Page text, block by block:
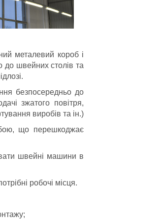
металевий короб і
до швейних столів та
безпосередньо до
зжатого повітря,
виробів та ін.)
що перешкоджає
швейні машини в
робочі місця.